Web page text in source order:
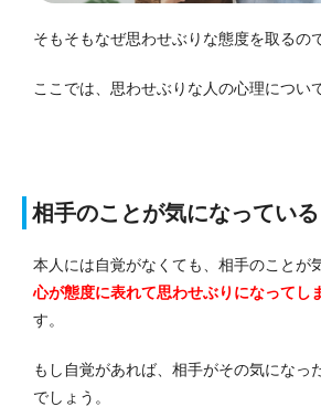
そもそもなぜ思わせぶりな態度を取るの
ここでは、思わせぶりな人の心理につい
相手のことが気になっている
本人には自覚がなくても、相手のことが
心が態度に表れて思わせぶりになってし
す。
もし自覚があれば、相手がその気になっ
でしょう。